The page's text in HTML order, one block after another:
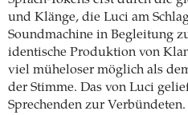
und Klänge, die Luci am
Soundmachine in Begleitung
identische Produktion von
viel müheloser möglich als
der Stimme. Das von Luci
Sprechenden zur